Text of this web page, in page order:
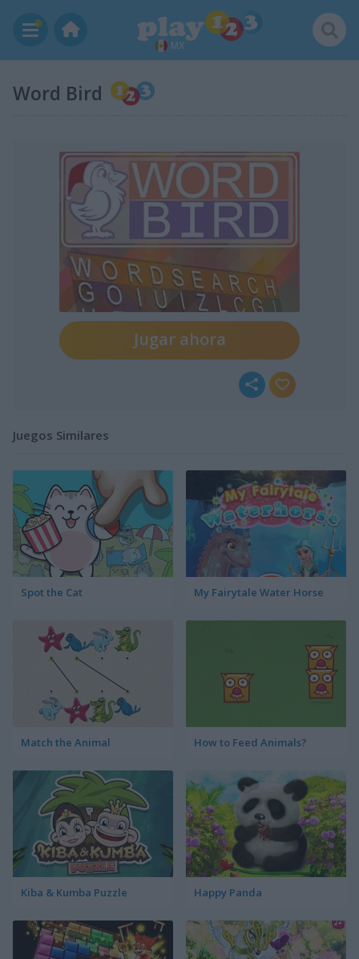
MX
Word Bird
Jugar ahora
Juegos Similares
Spot the Cat My Fairytale Water Horse
Match the Animal How to Feed Animals?
Kiba & Kumba Puzzle Happy Panda